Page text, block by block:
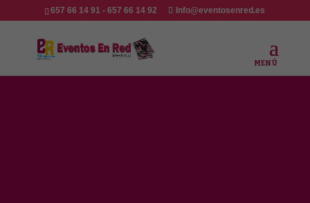
657 66 14 91 - 657 66 14 92 Info@eventosenred.es